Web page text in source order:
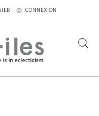
CONNEXION